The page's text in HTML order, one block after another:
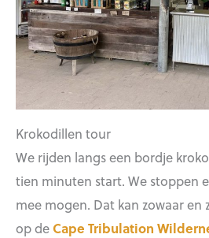
Krokodillen tour
We rijden langs een bordje
tien minuten start. We stoppen
mee mogen. Dat kan zowaar en
op deCape Tribulation